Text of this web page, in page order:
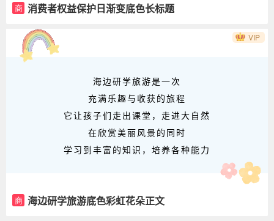
商 消费者权益保护日渐变底色长标题
海边研学旅游是一次
充满乐趣与收获的旅程
它让孩子们走出课堂，走进大自然
在欣赏美丽风景的同时
学习到丰富的知识，培养各种能力
商 海边研学旅游底色彩虹花朵正文
VIP